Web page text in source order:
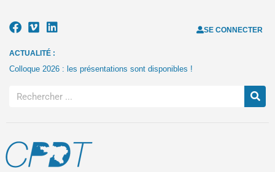
SE CONNECTER
ACTUALITÉ :
Colloque 2026 : les présentations sont disponibles !